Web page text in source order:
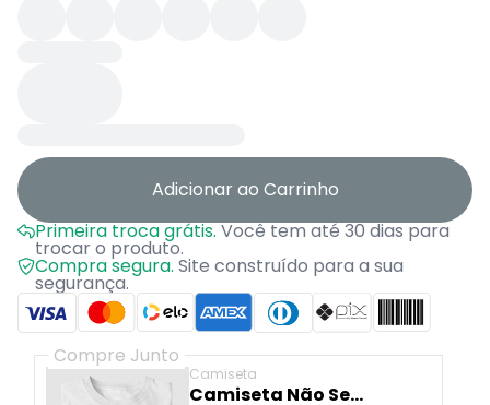
Adicionar ao Carrinho
Primeira troca grátis.Você tem até 30 dias para
trocar o produto.
Compra segura. Site construído para a sua
segurança.
Compre Junto
Camiseta
Camiseta Não Se